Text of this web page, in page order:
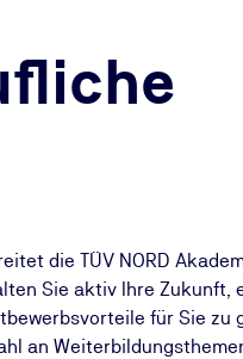
die TÜV NORD
Sie aktiv Ihre Zukunft,
für Sie zu
an